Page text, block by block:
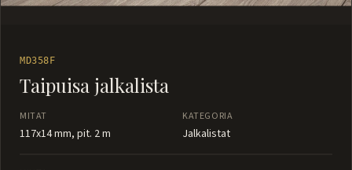
MD358F
Taipuisa jalkalista
MITAT
117x14 mm, pit. 2 m
KATEGORIA
Jalkalistat